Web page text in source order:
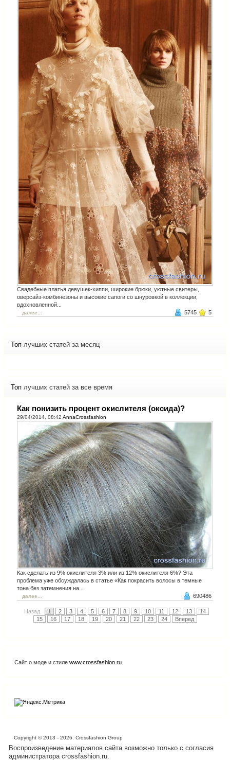
Свадебные платья девушек-хиппи, широкие брюки, уютные свитеры,
оверсайз-комбинезоны и высокие сапоги со шнуровкой в коллекции,
вдохновленной...
далее... 5745 5
Топ лучших статей за месяц
Топ лучших статей за все время
Как понизить процент окислителя (оксида)?
29/04/2014, 08:42 AnnaCrossfashion
Как сделать из 9% окислителя 3% или из 12% окислителя 6%? Эта
проблема уже обсуждалась в статье «Как покрасить волосы в темные
тона без затемнения на...
далее... 690486
Назад 1 2 3 4 5 6 7 8 9 10 11 12 13
14
15
16 17 18 19 20 21 22 23 24 Вперед
Сайт о моде и стиле www.crossfashion.ru
Copyright © 2013 - 2026. Crossfashion Group
Воспроизведение материалов сайта возможно только с согласия
администратора crossfashion.ru.